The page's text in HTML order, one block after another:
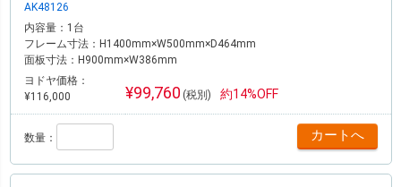
AK48126
内容量： 1台
フレーム寸法： H1400mm×W500mm×D464mm
面板寸法： H900mm×W386mm
ヨドヤ価格：
¥116,000
¥99,760 (税別) 約14%OFF
数量：